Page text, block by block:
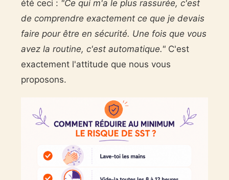
été ceci : "Ce qui m'a le plus rassurée, c'est
de comprendre exactement ce que je devais
faire pour être en sécurité. Une fois que vous
avez la routine, c'est automatique."C'est
exactement l'attitude que nous vous
proposons.